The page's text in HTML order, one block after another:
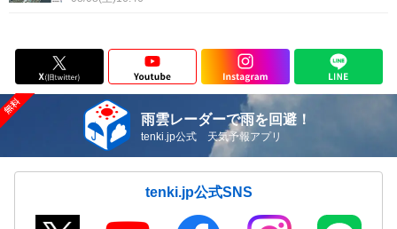
雨雲レーダーで雨を回避！
tenki.jp公式 天気予報アプリ
tenki.jp公式SNS